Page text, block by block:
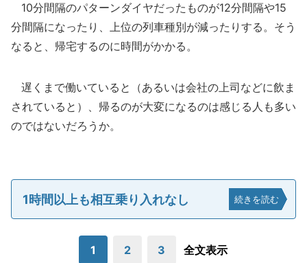
10分間隔のパターンダイヤだったものが12分間隔や15
分間隔になったり、上位の列車種別が減ったりする。そう
なると、帰宅するのに時間がかかる。
遅くまで働いていると（あるいは会社の上司などに飲ま
されていると）、帰るのが大変になるのは感じる人も多い
のではないだろうか。
1時間以上も相互乗り入れなし 続きを読む
1 2 3 全文表示